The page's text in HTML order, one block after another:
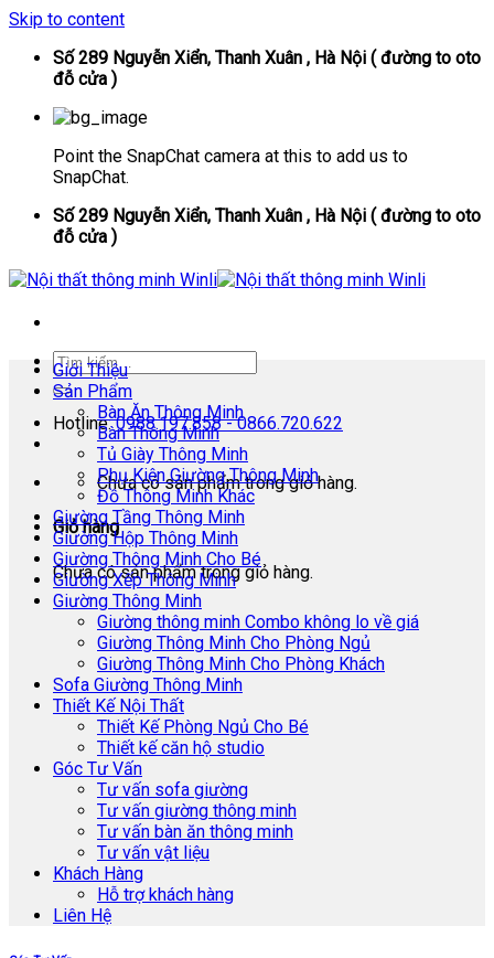
Skip to content
Số 289 Nguyễn Xiển, Thanh Xuân , Hà Nội ( đường to oto
đỗ cửa )
Point the SnapChat camera at this to add us to
SnapChat.
Số 289 Nguyễn Xiển, Thanh Xuân , Hà Nội ( đường to oto
đỗ cửa )
Hotline:0988.197.858 - 0866.720.622
Chưa có sản phẩm trong giỏ hàng.
Giỏ hàng
Chưa có sản phẩm trong giỏ hàng.
Giới Thiệu
Sản Phẩm
Bàn Ăn Thông Minh
Bàn Thông Minh
Tủ Giày Thông Minh
Phụ Kiện Giường Thông Minh
Đồ Thông Minh Khác
Giường Tầng Thông Minh
Giường Hộp Thông Minh
Giường Thông Minh Cho Bé
Giường Xếp Thông Minh
Giường Thông Minh
Giường thông minh Combo không lo về giá
Giường Thông Minh Cho Phòng Ngủ
Giường Thông Minh Cho Phòng Khách
Sofa Giường Thông Minh
Thiết Kế Nội Thất
Thiết Kế Phòng Ngủ Cho Bé
Thiết kế căn hộ studio
Góc Tư Vấn
Tư vấn sofa giường
Tư vấn giường thông minh
Tư vấn bàn ăn thông minh
Tư vấn vật liệu
Khách Hàng
Hỗ trợ khách hàng
Liên Hệ